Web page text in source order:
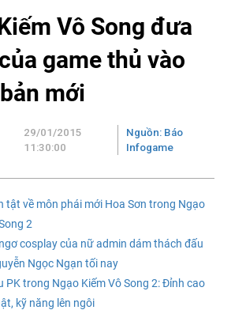
Vô Song đưa
game thủ vào
mới
29/01/2015
11:30:00
Nguồn: Báo
Infogame
tật về môn phái mới Hoa Sơn trong Ngạo
2
cosplay của nữ admin dám thách đấu
Ngọc Ngạn tối nay
PK trong Ngạo Kiếm Vô Song 2: Đỉnh cao
kỹ năng lên ngôi